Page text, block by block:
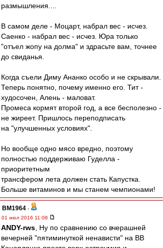
размышления....
В самом деле - Моцарт, набрал вес - исчез.
Саенко - набрал вес - исчез. Юра только
"отъел жопу на долма" и здрасьте вам, точнее
до свиданья.
Когда съели Диму Ананко особо и не скрывали.
Теперь понятно, почему именно его. Тит -
худосочен, Алень - маловат.
Промеса кормят второй год, а все бесполезно -
не жиреет. Пришлось переподписать
на "улучшенных условиях".
Но вообще одно мясо вредно, поэтому
полностью поддерживаю Гуделла -
приоритетным
трансфером лета должен стать Капустка.
Больше витаминов и мы станем чемпионами!
BM1964 -
01 июл 2016 11:08
ANDY-rws , Ну по сравнению со вчерашней
вечерней "пятиминуткой ненависти" на ВВ